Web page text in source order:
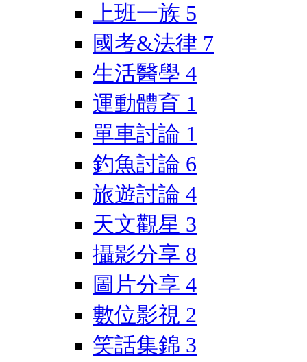
上班一族 5
國考&法律 7
生活醫學 4
運動體育 1
單車討論 1
釣魚討論 6
旅遊討論 4
天文觀星 3
攝影分享 8
圖片分享 4
數位影視 2
笑話集錦 3